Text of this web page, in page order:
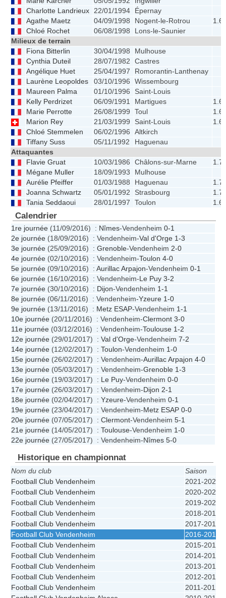
Charlotte Landrieux 22/01/1994
Épernay
Agathe Maetz
04/09/1998 Nogent-le-Rotrou
Chloé Rochet
06/08/1998
Lons-le-Saunier
Milieux de terrain
Fiona Bitterlin
30/04/1998
Mulhouse
Cynthia Duteil
28/07/1982
Castres
Angélique Huet
25/04/1997
Romorantin-Lanthenay
Laurène Leopoldes
03/10/1996
Wissembourg
Maureen Palma
01/10/1996
Saint-Louis
Kelly Perdrizet
06/09/1991 Martigues
Marie Perrotte
26/08/1999 Toul
Marion Rey
21/03/1999 Saint-Louis
Chloé Stemmelen
06/02/1996
Altkirch
Tiffany Suss
05/11/1992
Haguenau
Attaquantes
Flavie Gruat
10/03/1986 Châlons-sur-Marne
Mégane Muller
18/09/1993
Mulhouse
Aurélie Pfeiffer
01/03/1988 Haguenau
Joanna Schwartz
05/01/1992 Strasbourg
Tania Seddaoui
28/01/1997 Toulon
Calendrier
1re journée (11/09/2016) : Nîmes-Vendenheim 0-1
2e journée (18/09/2016) : Vendenheim-Val d'Orge 1-3
3e journée (25/09/2016) : Grenoble-Vendenheim 2-0
4e journée (02/10/2016) : Vendenheim-Toulon 4-0
5e journée (09/10/2016) : Aurillac Arpajon-Vendenheim 0-1
6e journée (16/10/2016) : Vendenheim-Le Puy 3-2
7e journée (30/10/2016) : Dijon-Vendenheim 1-1
8e journée (06/11/2016) : Vendenheim-Yzeure 1-0
9e journée (13/11/2016) : Metz ESAP-Vendenheim 1-1
10e journée (20/11/2016) : Vendenheim-Clermont 3-0
11e journée (03/12/2016) : Vendenheim-Toulouse 1-2
12e journée (29/01/2017) : Val d'Orge-Vendenheim 7-2
14e journée (12/02/2017) : Toulon-Vendenheim 1-0
15e journée (26/02/2017) : Vendenheim-Aurillac Arpajon 4-0
13e journée (05/03/2017) : Vendenheim-Grenoble 1-3
16e journée (19/03/2017) : Le Puy-Vendenheim 0-0
17e journée (26/03/2017) : Vendenheim-Dijon 2-1
18e journée (02/04/2017) : Yzeure-Vendenheim 0-1
19e journée (23/04/2017) : Vendenheim-Metz ESAP 0-0
20e journée (07/05/2017) : Clermont-Vendenheim 5-1
21e journée (14/05/2017) : Toulouse-Vendenheim 1-0
22e journée (27/05/2017) : Vendenheim-Nîmes 5-0
Historique en championnat
Nom du club Saison
Football Club Vendenheim
2021-2022
Football Club Vendenheim
2020-2021
Football Club Vendenheim
2019-2020
Football Club Vendenheim
2018-2019
Football Club Vendenheim
2017-2018
Football Club Vendenheim
2016-2017
Football Club Vendenheim
2015-2016
Football Club Vendenheim
2014-2015
Football Club Vendenheim
2013-2014
Football Club Vendenheim
2012-2013
Football Club Vendenheim
2011-2012